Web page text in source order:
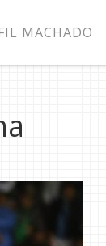
MACHADO